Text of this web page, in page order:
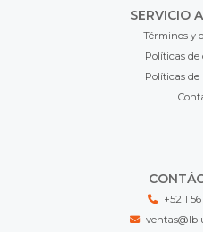
SERVICIO
Términos y
Políticas
Políticas
+52 1